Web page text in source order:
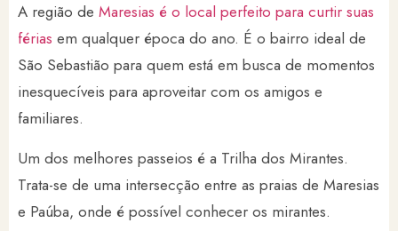
A região de Maresias é o local perfeito para curtir suas
férias em qualquer época do ano. É o bairro ideal de
São Sebastião para quem está em busca de momentos
inesquecíveis para aproveitar com os amigos e
familiares.
Um dos melhores passeios é a Trilha dos Mirantes.
Trata-se de uma intersecção entre as praias de Maresias
e Paúba, onde é possível conhecer os mirantes.